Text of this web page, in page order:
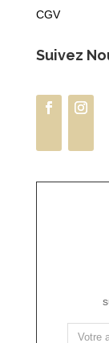
CGV
Suivez